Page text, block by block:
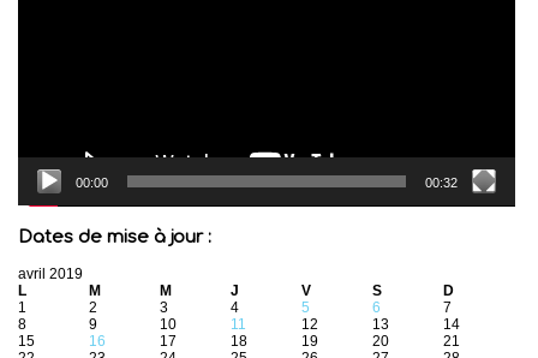
00:00 00:32
Dates de mise à jour :
avril 2019
L
M M J V S
D
1
2 3 4 5 6
7
8
9 10 11 12 13
14
15
16 17 18 19 20
21